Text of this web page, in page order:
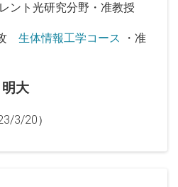
ント光研究分野・准教授
生体情報工学コース
・准
大
3/20）